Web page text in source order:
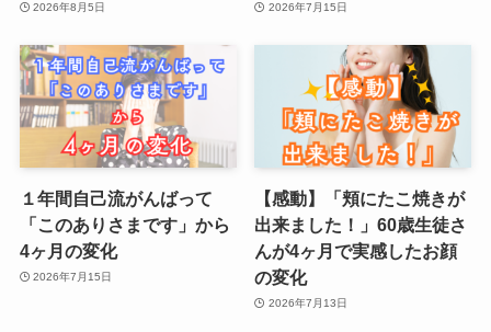
2026年8月5日 2026年7月15日
１年間自己流がんばって
「このありさまです」から
4ヶ月の変化
2026年7月15日
【感動】「頬にたこ焼きが
出来ました！」60歳生徒さ
んが4ヶ月で実感したお顔
の変化
2026年7月13日